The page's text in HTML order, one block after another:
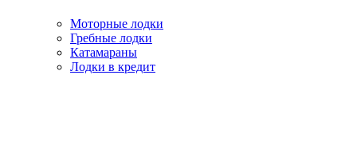
Моторные лодки
Гребные лодки
Катамараны
Лодки в кредит